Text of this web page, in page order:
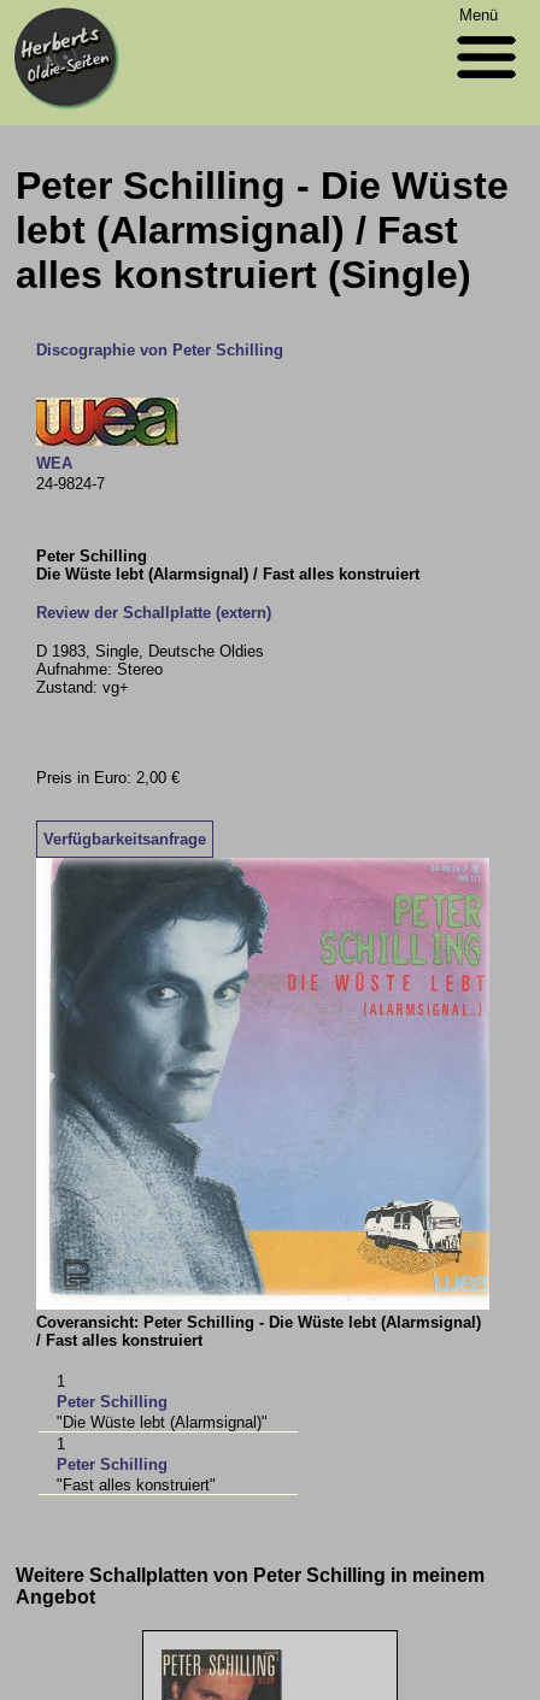
Menü
Peter Schilling - Die Wüste
lebt (Alarmsignal) / Fast
alles konstruiert (Single)
Discographie von Peter Schilling
WEA
24-9824-7
Peter Schilling
Die Wüste lebt (Alarmsignal) / Fast alles konstruiert
Review der Schallplatte (extern)
D 1983, Single, Deutsche Oldies
Aufnahme: Stereo
Zustand: vg+
Preis in Euro: 2,00 €
Verfügbarkeitsanfrage
Coveransicht: Peter Schilling - Die Wüste lebt (Alarmsignal)
/ Fast alles konstruiert
1
Peter Schilling
"Die Wüste lebt (Alarmsignal)"
1
Peter Schilling
"Fast alles konstruiert"
Weitere Schallplatten von Peter Schilling in meinem
Angebot